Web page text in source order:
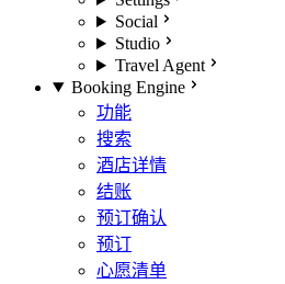
Social
Studio
Travel Agent
Booking Engine
功能
搜索
酒店详情
结账
预订确认
预订
心愿清单